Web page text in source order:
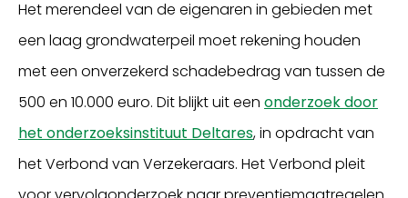
Het merendeel van de eigenaren in gebieden met
een laag grondwaterpeil moet rekening houden
met een onverzekerd schadebedrag van tussen de
500 en 10.000 euro. Dit blijkt uit een onderzoek door
het onderzoeksinstituut Deltares, in opdracht van
het Verbond van Verzekeraars. Het Verbond pleit